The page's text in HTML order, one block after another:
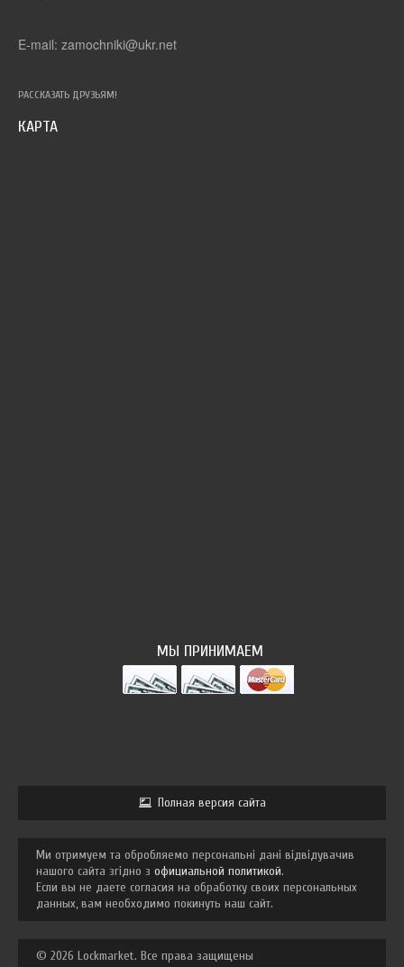
E-mail: zamochniki@ukr.net
РАССКАЗАТЬ ДРУЗЬЯМ!
КАРТА
МЫ ПРИНИМАЕМ
Полная версия сайта
Ми отримуем та обробляемо персональні дані відвідувачив
нашого сайта згідно з официальной политикой.
Если вы не даете согласия на обработку своих персональных
данных, вам необходимо покинуть наш сайт.
© 2026 Lockmarket. Все права защищены